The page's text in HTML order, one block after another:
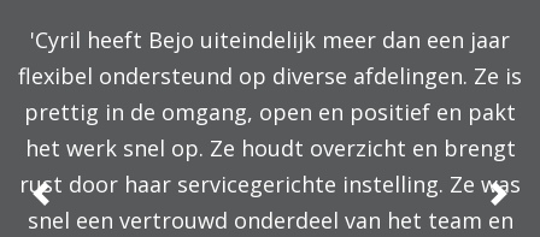
'Cyril heeft Bejo uiteindelijk meer dan een jaar
flexibel ondersteund op diverse afdelingen. Ze is
prettig in de omgang, open en positief en pakt
het werk snel op. Ze houdt overzicht en brengt
rust door haar servicegerichte instelling. Ze was
snel een vertrouwd onderdeel van het team en
Previous